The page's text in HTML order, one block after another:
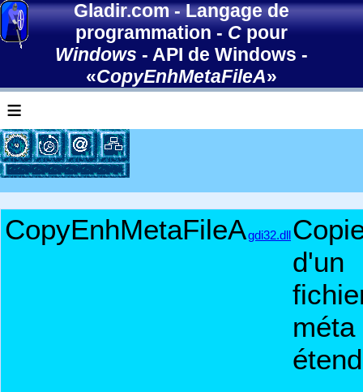
Gladir.com-Langage de
programmation-Cpour
Windows - API de Windows -
«CopyEnhMetaFileA»
≡
CopyEnhMetaFileAgdi32.dll
d'un
méta